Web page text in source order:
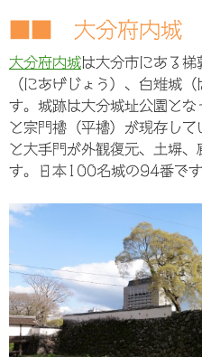
■■ 大分府内城
大分府内城は大分市にある
（にあげじょう）、白雉城
す。城跡は大分城址公園とな
と宗門櫓（平櫓）が現存し
と大手門が外観復元、土塀
す。日本100名城の94番です